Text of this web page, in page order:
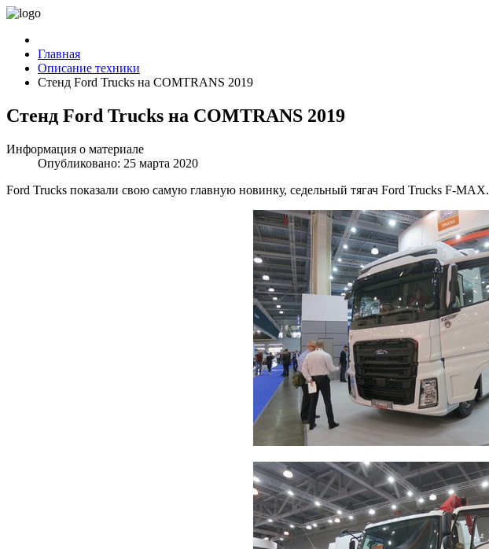
Главная
Описание техники
Стенд Ford Trucks на COMTRANS 2019
Стенд Ford Trucks на COMTRANS 2019
Информация о материале
Опубликовано: 25 марта 2020
Ford Trucks показали свою самую главную новинку, седельный тягач Ford Trucks F-MAX.